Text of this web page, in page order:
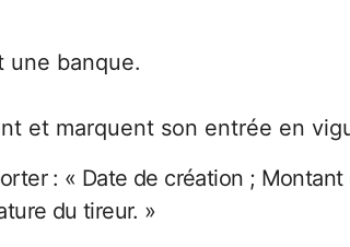
une banque.
et marquent son entrée en
: « Date de création ; Montant
du tireur. »